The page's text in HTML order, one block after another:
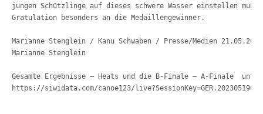
jungen Schützlinge auf dieses schwere Wasser einstellen
Gratulation besonders an die Medaillengewinner.
Marianne Stenglein / Kanu Schwaben / Presse/Medien
Marianne Stenglein
Gesamte Ergebnisse – Heats und die B-Finale – A-Finale
https://siwidata.com/canoe123/live?SessionKey=GER.2023051900